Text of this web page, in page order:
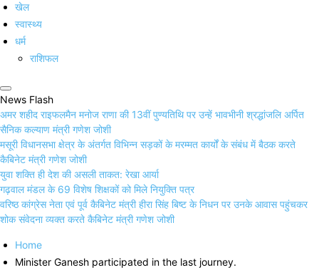
खेल
स्वास्थ्य
धर्म
राशिफल
News Flash
अमर शहीद राइफलमैन मनोज राणा की 13वीं पुण्यतिथि पर उन्हें भावभीनी श्रद्धांजलि अर्पित
सैनिक कल्याण मंत्री गणेश जोशी
मसूरी विधानसभा क्षेत्र के अंतर्गत विभिन्न सड़कों के मरम्मत कार्यों के संबंध में बैठक करते
कैबिनेट मंत्री गणेश जोशी
युवा शक्ति ही देश की असली ताकत: रेखा आर्या
गढ़वाल मंडल के 69 विशेष शिक्षकों को मिले नियुक्ति पत्र
वरिष्ठ कांग्रेस नेता एवं पूर्व कैबिनेट मंत्री हीरा सिंह बिष्ट के निधन पर उनके आवास पहुंचकर
शोक संवेदना व्यक्त करते कैबिनेट मंत्री गणेश जोशी
Home
Minister Ganesh participated in the last journey.